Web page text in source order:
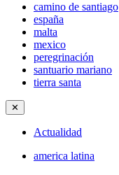
camino de santiago
españa
malta
mexico
peregrinación
santuario mariano
tierra santa
✕
Actualidad
america latina